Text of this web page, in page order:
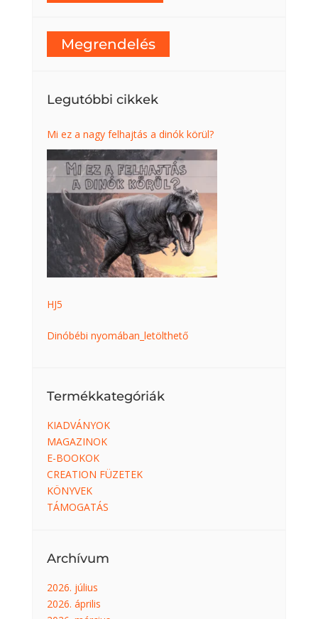
Megrendelés
Legutóbbi cikkek
Mi ez a nagy felhajtás a dinók körül?
HJ5
Dinóbébi nyomában_letölthető
Termékkategóriák
KIADVÁNYOK
MAGAZINOK
E-BOOKOK
CREATION FÜZETEK
KÖNYVEK
TÁMOGATÁS
Archívum
2026. július
2026. április